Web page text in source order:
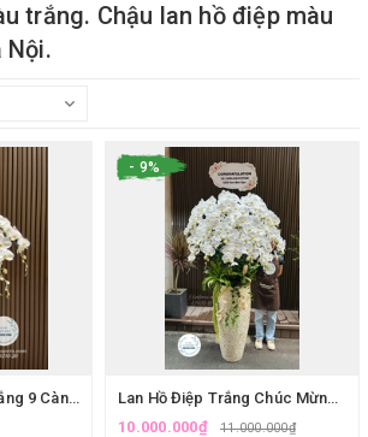
trắng. Chậu lan hồ điệp màu
Nội.
Chậu Lan Hồ Điệp Trắng 9 Cành Cao Cấp - Elise Flowers Cầu Giấy
- 9%
Lan Hồ Điệp Trắng Chúc Mừng, Khai Trương, Đại Hội,...Giao Hoả Tốc Tại Hà Nội.
10.000.000₫
11.000.000₫